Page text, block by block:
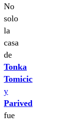
No
solo
la
casa
de
Tonka
Tomicic
y
Parived
fue